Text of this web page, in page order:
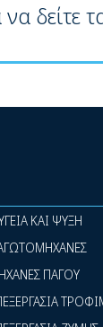
δείτε
ΚΑΙ ΨΥΞΗ
ΠΑΓΟΥ